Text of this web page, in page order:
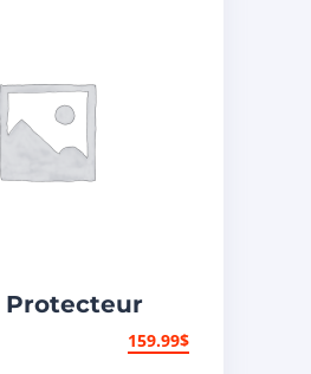
Protecteur
– 501047
159.99$